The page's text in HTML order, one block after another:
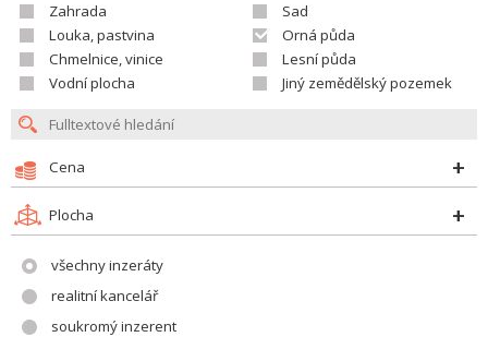
Zahrada
Sad
Louka, pastvina
Orná půda
Chmelnice, vinice
Lesní půda
Vodní plocha
Jiný zemědělský pozemek
Cena
Plocha
všechny inzeráty
realitní kancelář
soukromý inzerent